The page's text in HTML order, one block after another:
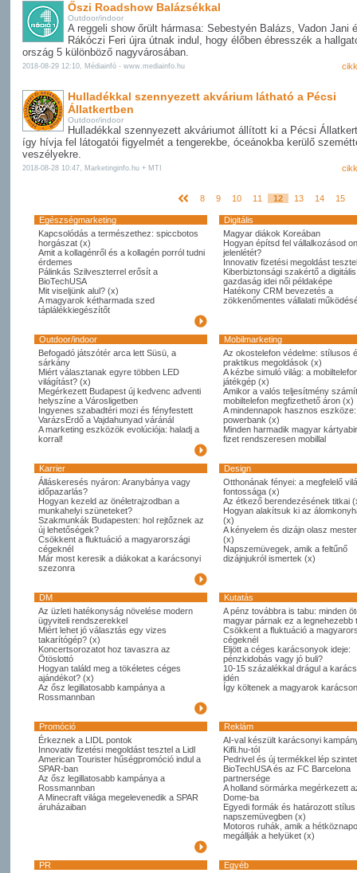
Őszi Roadshow Balázsékkal
Outdoor/indoor
A reggeli show őrült hármasa: Sebestyén Balázs, Vadon Jani
Rákóczi Feri újra útnak indul, hogy élőben ébresszék a
ország 5 különböző nagyvárosában.
2018-08-29 12:10, Médiainfó - www.mediainfo.hu
Hulladékkal szennyezett akvárium látható a Pécsi
Állatkertben
Outdoor/indoor
Hulladékkal szennyezett akváriumot állított ki a Pécsi
így hívja fel látogatói figyelmét a tengerekbe, óceánokba kerülő
veszélyekre.
2018-08-28 10:47, Marketinginfo.hu + MTI
8 9 10 11 12 13 14 15
Egészségmarketing
Digitális
Kapcsolódás a természethez: spiccbotos
horgászat (x)
Amit a kollagénről és a kollagén porról tudni
érdemes
Pálinkás Szilveszterrel erősít a
BioTechUSA
Mit viseljünk alul? (x)
A magyarok kétharmada szed
táplálékkiegészítőt
Magyar diákok Koreában
Hogyan építsd fel vállalkozásod
jelenlétét?
Innovativ fizetési megoldást
Kiberbiztonsági szakértő a digitális
gazdaság idei női példaképe
Hatékony CRM bevezetés a
zökkenőmentes vállalati
Outdoor/indoor
Mobilmarketing
Befogadó játszótér arca lett Süsü, a
sárkány
Miért választanak egyre többen LED
világítást? (x)
Megérkezett Budapest új kedvenc adventi
helyszíne a Városligetben
Ingyenes szabadtéri mozi és fényfestett
VarázsErdő a Vajdahunyad váránál
A marketing eszközök evolúciója: haladj a
korral!
Az okostelefon védelme: stílusos
praktikus megoldások (x)
A kézbe simuló világ: a
játékgép (x)
Amikor a valós teljesítmény
mobiltelefon megfizethető áron (x)
A mindennapok hasznos
powerbank (x)
Minden harmadik magyar
fizet rendszeresen mobillal
Karrier
Design
Álláskeresés nyáron: Aranybánya vagy
időpazarlás?
Hogyan kezeld az önéletrajzodban a
munkahelyi szüneteket?
Szakmunkák Budapesten: hol rejtőznek az
új lehetőségek?
Csökkent a fluktuáció a magyarországi
cégeknél
Már most keresik a diákokat a karácsonyi
szezonra
Otthonának fényei: a megfelelő
fontossága (x)
Az étkező berendezésének titkai
Hogyan alakítsuk ki az
(x)
A kényelem és dizájn olasz
(x)
Napszemüvegek, amik a feltűnő
dizájnjukról ismertek (x)
DM
Kutatás
Az üzleti hatékonyság növelése modern
ügyviteli rendszerekkel
Miért lehet jó választás egy vizes
takarítógép? (x)
Koncertsorozatot hoz tavaszra az
Ötöslottó
Hogyan találd meg a tökéletes céges
ajándékot? (x)
Az ősz legillatosabb kampánya a
Rossmannban
A pénz továbbra is tabu: minden
magyar párnak ez a legnehezebb
Csökkent a fluktuáció a
cégeknél
Eljött a céges karácsonyok ideje:
pénzkidobás vagy jó buli?
10-15 százalékkal drágul a
idén
Így költenek a magyarok
Promóció
Reklám
Érkeznek a LIDL pontok
Innovativ fizetési megoldást tesztel a Lidl
American Tourister hűségpromóció indul a
SPAR-ban
Az ősz legillatosabb kampánya a
Rossmannban
A Minecraft világa megelevenedik a SPAR
áruházaiban
AI-val készült karácsonyi
Kifli.hu-tól
Pedrivel és új termékkel lép
BioTechUSA és az FC Barcelona
partnersége
A holland sörmárka megérkezett
Dome-ba
Egyedi formák és határozott
napszemüvegben (x)
Motoros ruhák, amik a
megállják a helyüket (x)
PR
Egyéb